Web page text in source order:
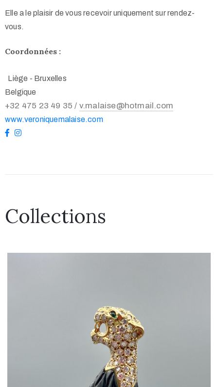
Elle a le plaisir de vous recevoir uniquement sur rendez-
vous.
Coordonnées :
Liège - Bruxelles
Belgique
+32 475 23 49 35 / v.malaise@hotmail.com
www.veroniquemalaise.com
Collections